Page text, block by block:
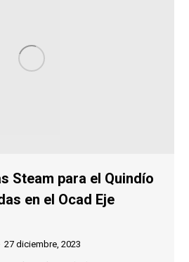
Steam para el Quindío
en el Ocad Eje
27 diciembre, 2023